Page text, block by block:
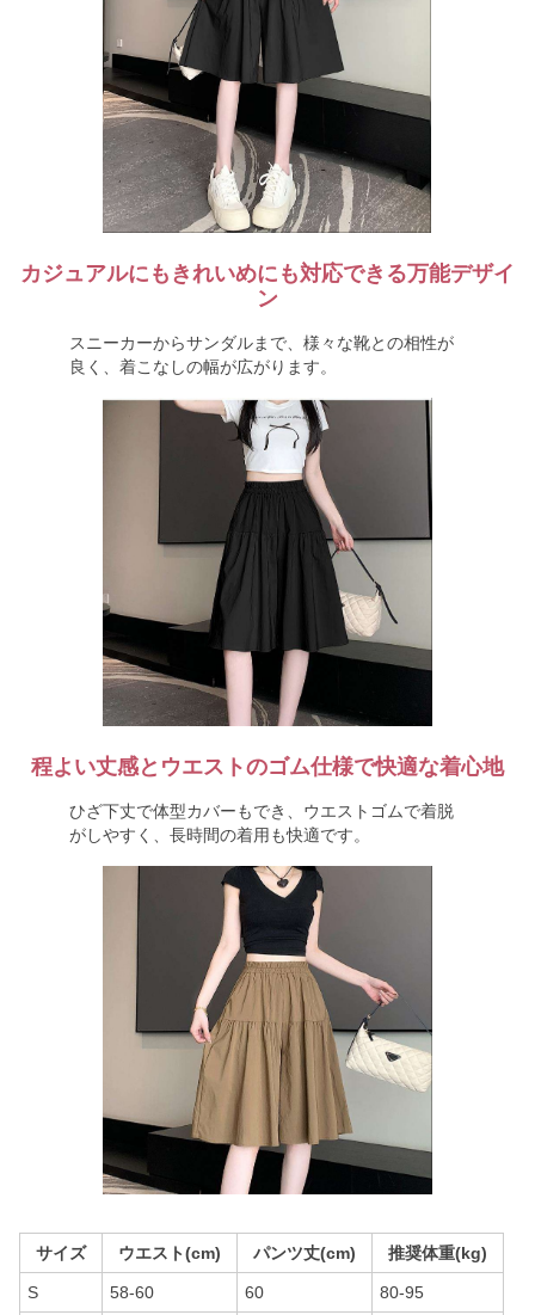
カジュアルにもきれいめにも対応できる万能デザイ
ン
スニーカーからサンダルまで、様々な靴との相性が
良く、着こなしの幅が広がります。
程よい丈感とウエストのゴム仕様で快適な着心地
ひざ下丈で体型カバーもでき、ウエストゴムで着脱
がしやすく、長時間の着用も快適です。
サイズ ウエスト(cm) パンツ丈(cm) 推奨体重(kg)
S 58-60 60 80-95